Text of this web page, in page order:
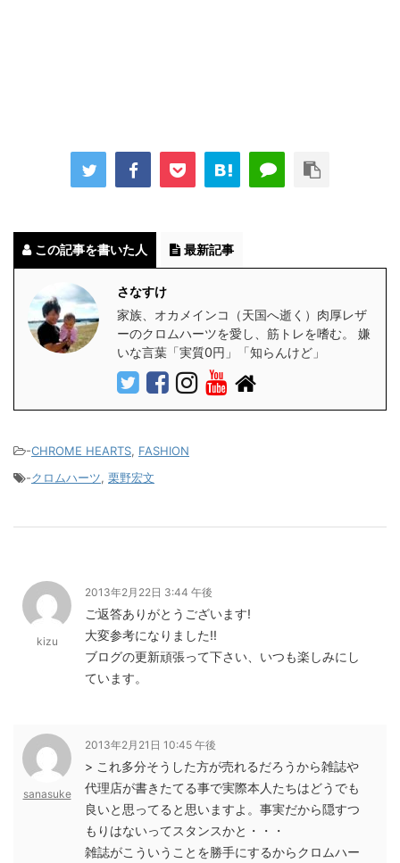
この記事を書いた人 最新記事
さなすけ
家族、オカメインコ（天国へ逝く）肉厚レザ
ーのクロムハーツを愛し、筋トレを嗜む。 嫌
いな言葉「実質0円」「知らんけど」
-CHROME HEARTS, FASHION
-クロムハーツ, 栗野宏文
kizu
2013年2月22日 3:44 午後
ご返答ありがとうございます!
大変参考になりました!!
ブログの更新頑張って下さい、いつも楽しみにし
ています。
sanasuke
2013年2月21日 10:45 午後
> これ多分そうした方が売れるだろうから雑誌や
代理店が書きたてる事で実際本人たちはどうでも
良いと思ってると思いますよ。事実だから隠すつ
もりはないってスタンスかと・・・
雑誌がこういうことを勝手にするからクロムハー